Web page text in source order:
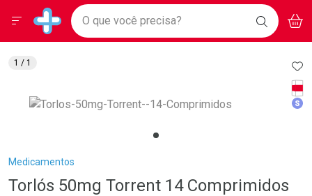
Drogarias Pacheco
Baixe nosso APP e aproveite Ofertas Exclusivas!
BAIXE
O APP
Ir direto para a home
pela página
Ir direto para o conteúdo
Ir direto para a busca
Ir direto para a conta
Ir direto para a notificações
Ir direto para o carrinho
Faça a sua busca
O que você precisa? BUSCAR
Menu
Breadcrumb
Medicamentos
Torlós 50mg Torrent 14 Comprimidos
1 / 1